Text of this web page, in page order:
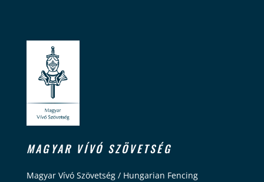
MAGYAR VÍVÓ SZÖVETSÉG
Magyar Vívó Szövetség / Hungarian Fencing